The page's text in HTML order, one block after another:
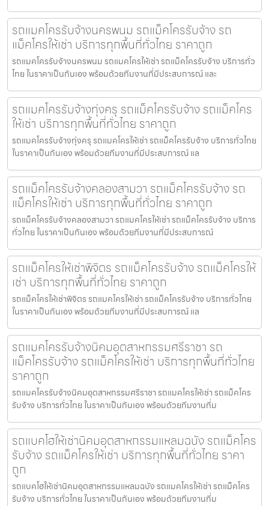
รถแมคโครรับจ้างนครพนม รถแม็คโครรับจ้าง รถ
แม็คโครให้เช่า บริการทุกพื้นที่ทั่วไทย ราคาถูก
รถแมคโครรับจ้างนครพนม รถแมคโครให้เช่า รถแม็คโครรับจ้าง บริการทั่ว
ไทย ในราคาเป็นกันเอง พร้อมด้วยทีมงานที่มีประสบการณ์ และ
รถแมคโครรับจ้างทุ่งครุ รถแม็คโครรับจ้าง รถแม็คโคร
ให้เช่า บริการทุกพื้นที่ทั่วไทย ราคาถูก
รถแมคโครรับจ้างทุ่งครุ รถแมคโครให้เช่า รถแม็คโครรับจ้าง บริการทั่วไทย
ในราคาเป็นกันเอง พร้อมด้วยทีมงานที่มีประสบการณ์ แล
รถแม็คโครรับจ้างคลองสามวา รถแม็คโครรับจ้าง รถ
แม็คโครให้เช่า บริการทุกพื้นที่ทั่วไทย ราคาถูก
รถแม็คโครรับจ้างคลองสามวา รถแมคโครให้เช่า รถแม็คโครรับจ้าง บริการ
ทั่วไทย ในราคาเป็นกันเอง พร้อมด้วยทีมงานที่มีประสบการณ์
รถแม็คโครให้เช่าพิจิตร รถแม็คโครรับจ้าง รถแม็คโครให้
เช่า บริการทุกพื้นที่ทั่วไทย ราคาถูก
รถแม็คโครให้เช่าพิจิตร รถแมคโครให้เช่า รถแม็คโครรับจ้าง บริการทั่วไทย
ในราคาเป็นกันเอง พร้อมด้วยทีมงานที่มีประสบการณ์ แล
รถแมคโครรับจ้างนิคมอุตสาหกรรมศรีราชา รถ
แม็คโครรับจ้าง รถแม็คโครให้เช่า บริการทุกพื้นที่ทั่วไทย
ราคาถูก
รถแมคโครรับจ้างนิคมอุตสาหกรรมศรีราชา รถแมคโครให้เช่า รถแม็คโคร
รับจ้าง บริการทั่วไทย ในราคาเป็นกันเอง พร้อมด้วยทีมงานที่ม
รถแบคโฮให้เช่านิคมอุตสาหกรรมแหลมฉบัง รถแม็คโคร
รับจ้าง รถแม็คโครให้เช่า บริการทุกพื้นที่ทั่วไทย ราคา
ถูก
รถแบคโฮให้เช่านิคมอุตสาหกรรมแหลมฉบัง รถแมคโครให้เช่า รถแม็คโคร
รับจ้าง บริการทั่วไทย ในราคาเป็นกันเอง พร้อมด้วยทีมงานที่ม